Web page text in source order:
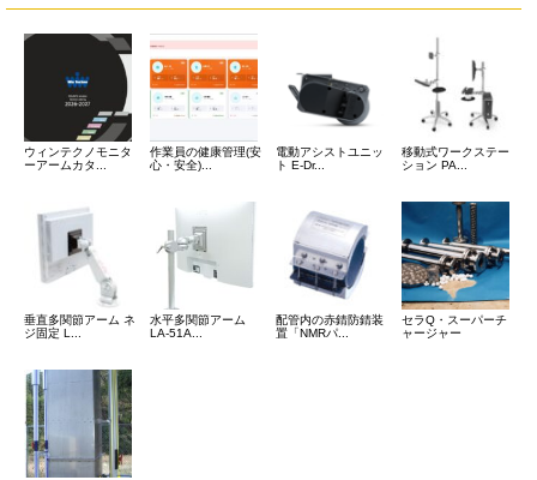
ウィンテクノモニタ
ーアームカタ...
作業員の健康管理(安
心・安全)...
電動アシストユニッ
ト E-Dr...
移動式ワークステー
ション PA...
垂直多関節アーム ネ
ジ固定 L...
水平多関節アーム
LA-51A...
配管内の赤錆防錆装
置「NMRパ...
セラQ・スーパーチ
ャージャー